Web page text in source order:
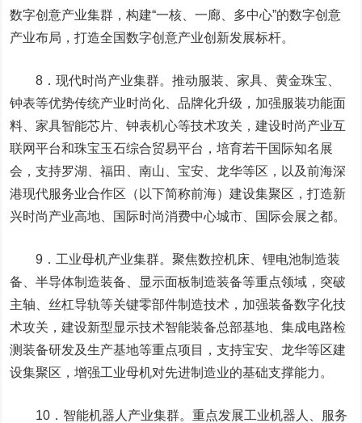
数字创意产业集群，构建“一核、一廊、多中心”的数字创意
产业布局，打造全国数字创意产业创新发展标杆。
8．现代时尚产业集群。推动服装、家具、黄金珠宝、
钟表等优势传统产业时尚化、品牌化升级，加强服装功能面
料、家具智能芯片、钟表机心等技术攻关，建设时尚产业互
联网平台和珠宝玉石综合贸易平台，培育若干国际知名展
会，支持罗湖、福田、南山、宝安、龙华等区，以及前海深
港现代服务业合作区（以下简称前海）建设集聚区，打造新
兴时尚产业高地、国际时尚消费中心城市、国际会展之都。
9．工业母机产业集群。聚焦数控机床、锂电池制造装
备、半导体制造装备、显示面板制造装备等重点领域，突破
主轴、丝杠导轨等关键零部件制造技术，加强装备数字化技
术攻关，建设新型显示技术智能装备总部基地、集成电路检
测装备研发及生产基地等重点项目，支持宝安、龙华等区建
设集聚区，增强工业母机对先进制造业的基础支撑能力。
10．智能机器人 产业集群。重点发展工业机器人、服务